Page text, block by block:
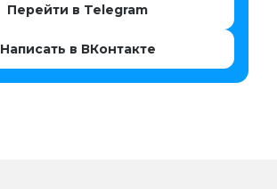
Перейти в Telegram
Написать в ВКонтакте